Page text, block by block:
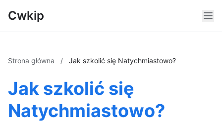
Cwkip
Strona główna / Jak szkolić się Natychmiastowo?
Jak szkolić się
Natychmiastowo?